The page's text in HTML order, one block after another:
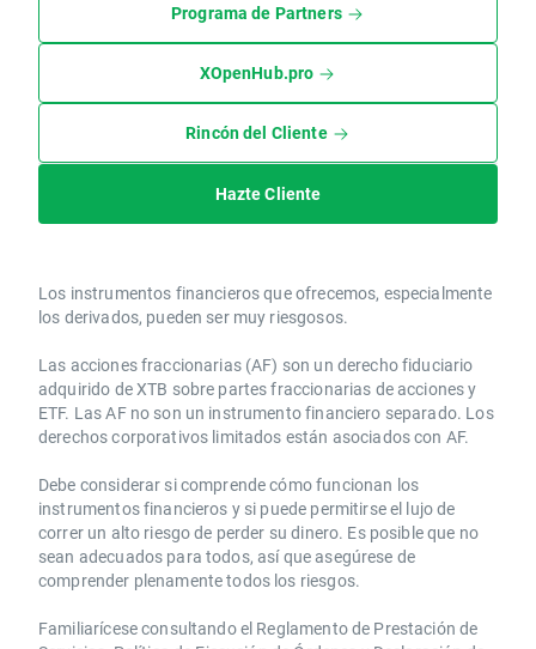
Programa de Partners
XOpenHub.pro
Rincón del Cliente
Hazte Cliente
Los instrumentos financieros que ofrecemos, especialmente
los derivados, pueden ser muy riesgosos.
Las acciones fraccionarias (AF) son un derecho fiduciario
adquirido de XTB sobre partes fraccionarias de acciones y
ETF. Las AF no son un instrumento financiero separado. Los
derechos corporativos limitados están asociados con AF.
Debe considerar si comprende cómo funcionan los
instrumentos financieros y si puede permitirse el lujo de
correr un alto riesgo de perder su dinero. Es posible que no
sean adecuados para todos, así que asegúrese de
comprender plenamente todos los riesgos.
Familiarícese consultando el Reglamento de Prestación de